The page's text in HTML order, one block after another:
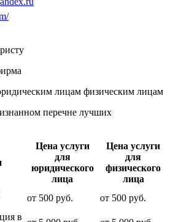
лицам физическим лицам
перечне лучших
Цена услуги
для
юридического
лица
Цена услуги
для
физического
лица
от 500 руб. от 500 руб.
в